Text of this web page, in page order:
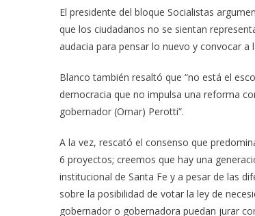
El presidente del bloque Socialistas
que los ciudadanos no se sientan
audacia para pensar lo nuevo y convocar a
Blanco también resaltó que “no está el
democracia que no impulsa una reforma
gobernador (Omar) Perotti”.
A la vez, rescató el consenso que
6 proyectos; creemos que hay una
institucional de Santa Fe y a pesar de las
sobre la posibilidad de votar la ley de
gobernador o gobernadora puedan jurar